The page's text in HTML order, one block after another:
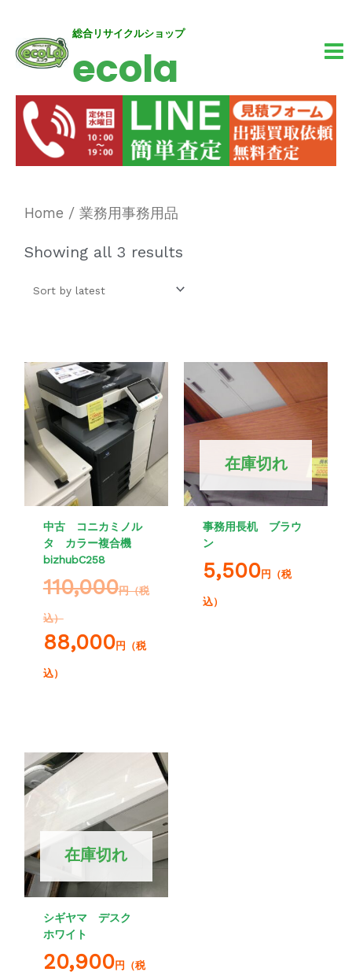
総合リサイクルショップ
ecola
Home / 業務用事務用品
Showing all 3 results
中古 コニカミノル
タ カラー複合機
bizhubC258
110,000円（税
込）
88,000円（税
込）
在庫切れ
事務用長机 ブラウ
ン
5,500円（税
込）
在庫切れ
シギヤマ デスク
ホワイト
20,900円（税